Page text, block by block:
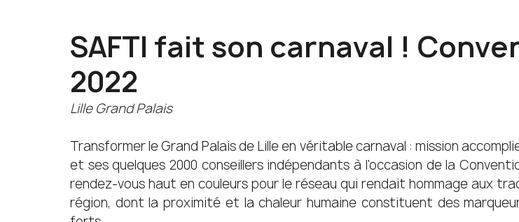
SAFTI fait son carnaval !
2022
Lille Grand Palais
Transformer le Grand Palais de Lille en véritable carnaval : mission
et ses quelques 2000 conseillers indépendants à l'occasion de la
rendez-vous haut en couleurs pour le réseau qui rendait hommage aux
région, dont la proximité et la chaleur humaine constituent des